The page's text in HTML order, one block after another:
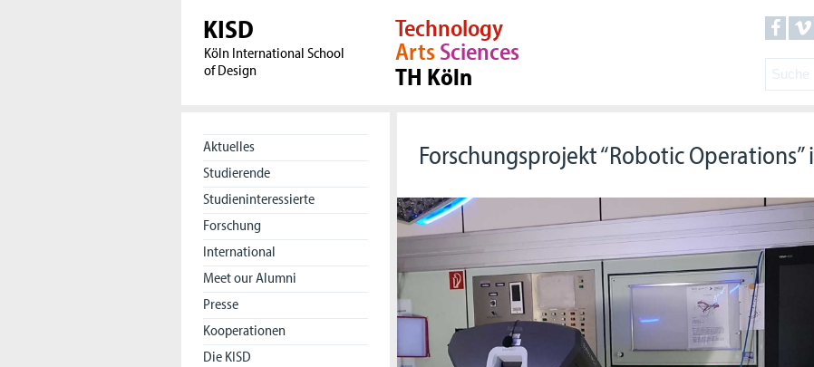
KISD
Köln International School
of Design
Technology
ArtsSciences
TH Köln
Aktuelles
Studierende
Studieninteressierte
Forschung
International
Meet our Alumni
Presse
Kooperationen
Die KISD
Forschungsprojekt “Robotic